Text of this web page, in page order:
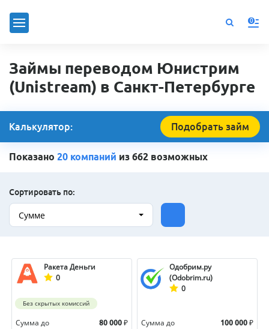
0
Займы переводом Юнистрим
(Unistream) в Санкт-Петербурге
Калькулятор: Подобрать займ
Показано 20 компаний из 662 возможных
Сортировать по:
Сумме
Ракета Деньги
0
Без скрытых комиссий
Сумма до 80 000 ₽
Одобрим.ру
(Odobrim.ru)
0
Сумма до 100 000 ₽